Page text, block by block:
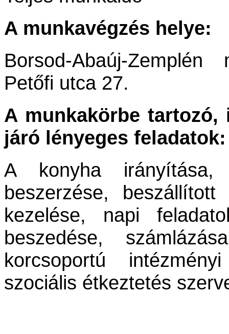
A munkavégzés helye:
Borsod-Abaúj-
Petőfi utca 27.
A munkakörbe
járó lényeges feladatok:
A konyha irányítása,
beszerzése,
kezelése, napi
beszedése,
korcsoportú
szociális étkeztetés